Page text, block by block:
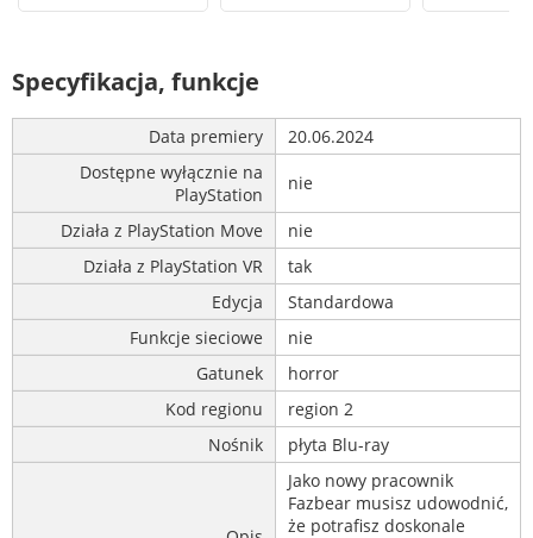
Specyfikacja, funkcje
Data premiery
20.06.2024
Dostępne wyłącznie na
PlayStation
nie
Działa z PlayStation Move
nie
Działa z PlayStation VR
tak
Edycja
Standardowa
Funkcje sieciowe
nie
Gatunek
horror
Kod regionu
region 2
Nośnik
płyta Blu-ray
Jako nowy pracownik
Fazbear musisz udowodnić,
że potrafisz doskonale